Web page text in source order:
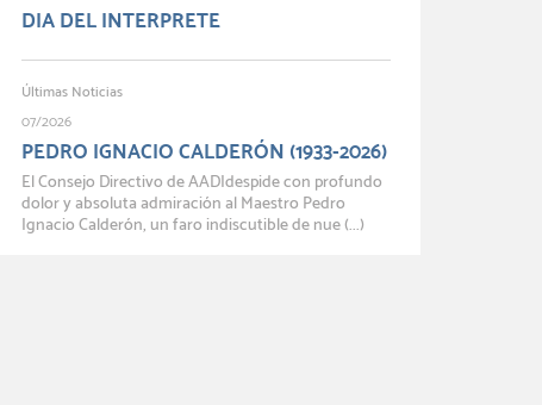
DIA DEL INTERPRETE
Últimas Noticias
07/2026
PEDRO IGNACIO CALDERÓN (1933-2026)
El Consejo Directivo de AADIdespide con profundo
dolor y absoluta admiración al Maestro Pedro
Ignacio Calderón, un faro indiscutible de nue (...)